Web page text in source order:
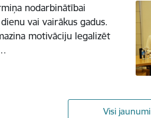
nodarbinātībai
vai vairākus gadus.
motivāciju legalizēt
Visi jaunumi